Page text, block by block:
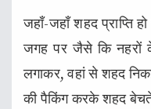
जहाँ-जहाँ शहद प्राप्ति
जगह पर जैसे कि नहरों
लगाकर, वहां से शहद
की पैकिंग करके शहद